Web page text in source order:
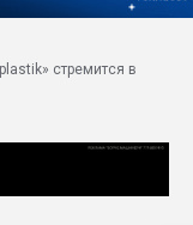
первый план в
стремится в